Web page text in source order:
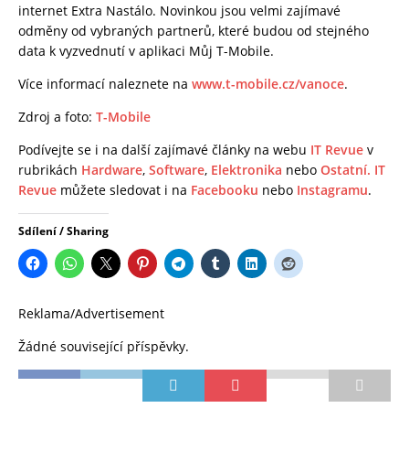
internet Extra Nastálo. Novinkou jsou velmi zajímavé
odměny od vybraných partnerů, které budou od stejného
data k vyzvednutí v aplikaci Můj T-Mobile.
Více informací naleznete na www.t-mobile.cz/vanoce.
Zdroj a foto: T-Mobile
Podívejte se i na další zajímavé články na webu IT Revue v
rubrikách Hardware, Software, Elektronika nebo Ostatní. IT
Revue můžete sledovat i na Facebooku nebo Instagramu.
Sdílení / Sharing
Reklama/Advertisement
Žádné související příspěvky.